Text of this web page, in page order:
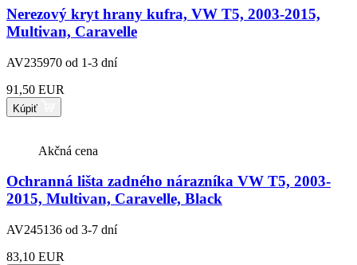
Nerezový kryt hrany kufra, VW T5, 2003-2015,
Multivan, Caravelle
AV235970 od 1-3 dní
91,50 EUR
Kúpiť
Akčná cena
Ochranná lišta zadného nárazníka VW T5, 2003-
2015, Multivan, Caravelle, Black
AV245136 od 3-7 dní
83,10 EUR